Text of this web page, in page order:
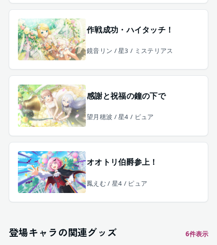
作戦成功・ハイタッチ！
鏡音リン / 星3 / ミステリアス
感謝と祝福の鐘の下で
望月穂波 / 星4 / ピュア
オオトリ伯爵参上！
鳳えむ / 星4 / ピュア
登場キャラの関連グッズ 6件表示